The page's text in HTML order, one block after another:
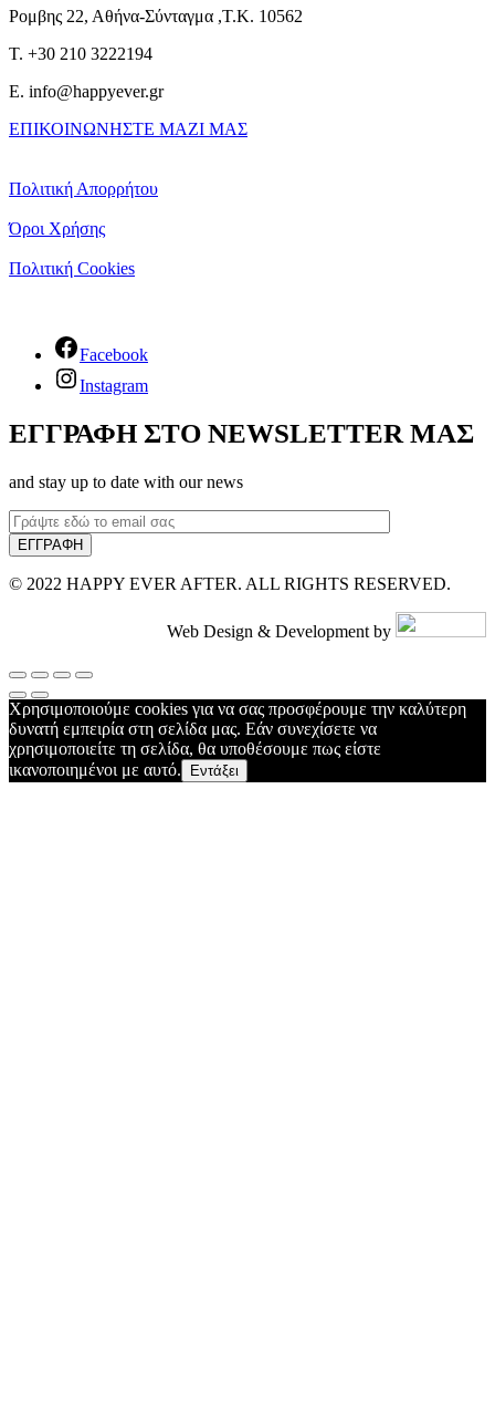
Ρομβης 22, Αθήνα-Σύνταγμα ,Τ.Κ. 10562
T. +30 210 3222194
E. info@happyever.gr
ΕΠΙΚΟΙΝΩΝΗΣΤΕ ΜΑΖΙ ΜΑΣ
Πολιτική Απορρήτου
Όροι Χρήσης
Πολιτική Cookies
Facebook
Instagram
ΕΓΓΡΑΦΗ ΣΤΟ NEWSLETTER ΜΑΣ
and stay up to date with our news
© 2022 HAPPY EVER AFTER. ALL RIGHTS RESERVED.
Web Design & Development by
Χρησιμοποιούμε cookies για να σας προσφέρουμε την καλύτερη
δυνατή εμπειρία στη σελίδα μας. Εάν συνεχίσετε να
χρησιμοποιείτε τη σελίδα, θα υποθέσουμε πως είστε
ικανοποιημένοι με αυτό.
Εντάξει